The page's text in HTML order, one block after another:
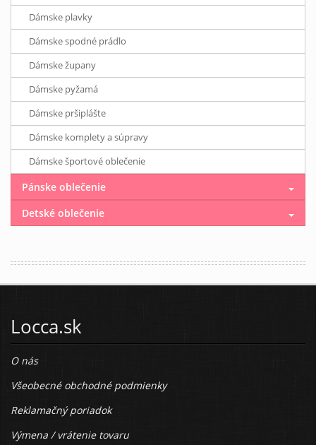
Dámske plavky
Dámske spodné prádlo
Dámske župany
Dámske pyžamá
Dámske pršiplášte
Dámske komplety a súpravy
Dámske športové oblečenie
Pánske oblečenie
Detské oblečenie
Locca.sk
O nás
Všeobecné obchodné podmienky
Reklamačný poriadok
Výmena / vrátenie tovaru